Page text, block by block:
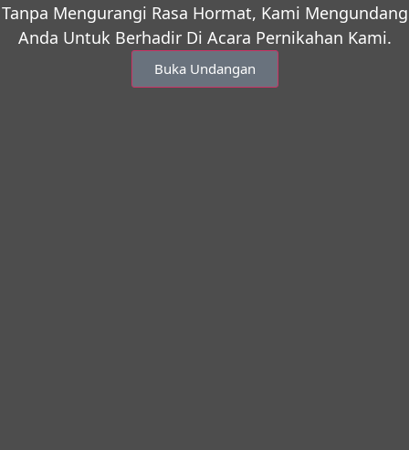
Tanpa Mengurangi Rasa Hormat, Kami Mengundang
Anda Untuk Berhadir Di Acara Pernikahan Kami.
Buka Undangan